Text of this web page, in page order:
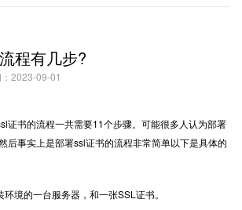
程有几步?
2023-09-01
证书的流程一共需要11个步骤。可能很多人认为部署
后事实上是部署ssl证书的流程非常简单以下是具体的
境的一台服务器，和一张SSL证书。